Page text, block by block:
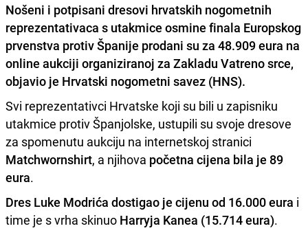
Nošeni i potpisani dresovi hrvatskih nogometnih
reprezentativaca s utakmice osmine finala Europskog
prvenstva protiv Španije prodani su za 48.909 eura na
online aukciji organiziranoj za Zakladu Vatreno srce,
objavio je Hrvatski nogometni savez (HNS).
Svi reprezentativci Hrvatske koji su bili u zapisniku
utakmice protiv Španjolske, ustupili su svoje dresove
za spomenutu aukciju na internetskoj stranici
Matchwornshirt, a njihova početna cijena bila je 89
eura.
Dres Luke Modrića dostigao je cijenu od 16.000 eura i
time je s vrha skinuo Harryja Kanea (15.714 eura).